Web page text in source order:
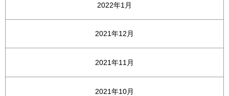
2022年1月
2021年12月
2021年11月
2021年10月